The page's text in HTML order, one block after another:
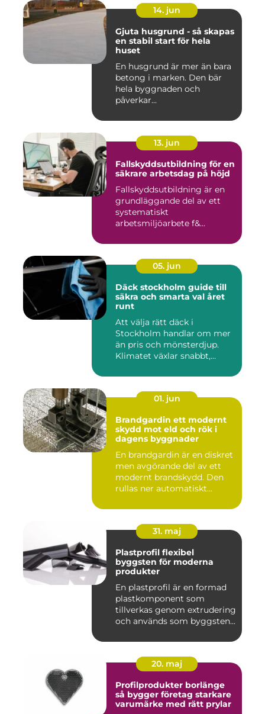
14. jun
Gjuta husgrund - så skapas
en stabil start för hela
huset
En husgrund är mer än bara
betong i marken. Den bär
hela byggnaden och
påverkar...
13. jun
Fallskyddsutbildning för en
säkrare arbetsdag på höjd
Fallskyddsutbildning är en
grundläggande del av ett
systematiskt
arbetsmiljöarbete f&...
05. jun
Däck stockholm guide till
säkra och smarta val året
runt
Att välja rätt däck i
Stockholm handlar om mer
än pris och mönsterdjup.
Klimatet växlar snabbt,
01. jun
Brandgardin ett modernt
skydd mot eld och rök i
dagens byggnader
En brandgardin är en diskret
men avgörande del av ett
modernt brandskydd. Den
rullas ner automatiskt...
31. maj
Plastprofil flexibel
byggsten för moderna
produkter
En plastprofil är en formad
plastkomponent som
tillverkas genom extrudering
och används som byggsten...
20. maj
Profilprodukter borlänge
så bygger företag starkare
varumärke med rätt prylar